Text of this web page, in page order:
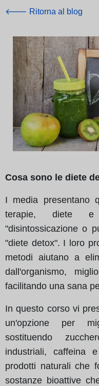
🡐 Ritorna al blog
Cosa sono le diete
I media presentano
terapie, diete e
"disintossicazione o
"diete detox". I loro
metodi aiutano a
dall'organismo,
facilitando una sana
In questo corso vi
un'opzione per
sostituendo
industriali, caffeina
prodotti naturali che
sostanze bioattive